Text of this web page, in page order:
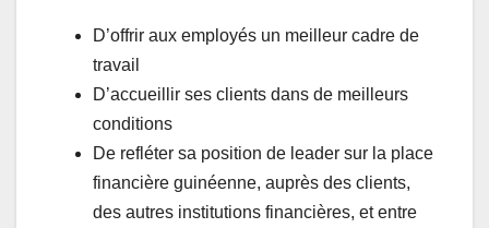
D’offrir aux employés un meilleur cadre de
travail
D’accueillir ses clients dans de meilleurs
conditions
De refléter sa position de leader sur la place
financière guinéenne, auprès des clients,
des autres institutions financières, et entre